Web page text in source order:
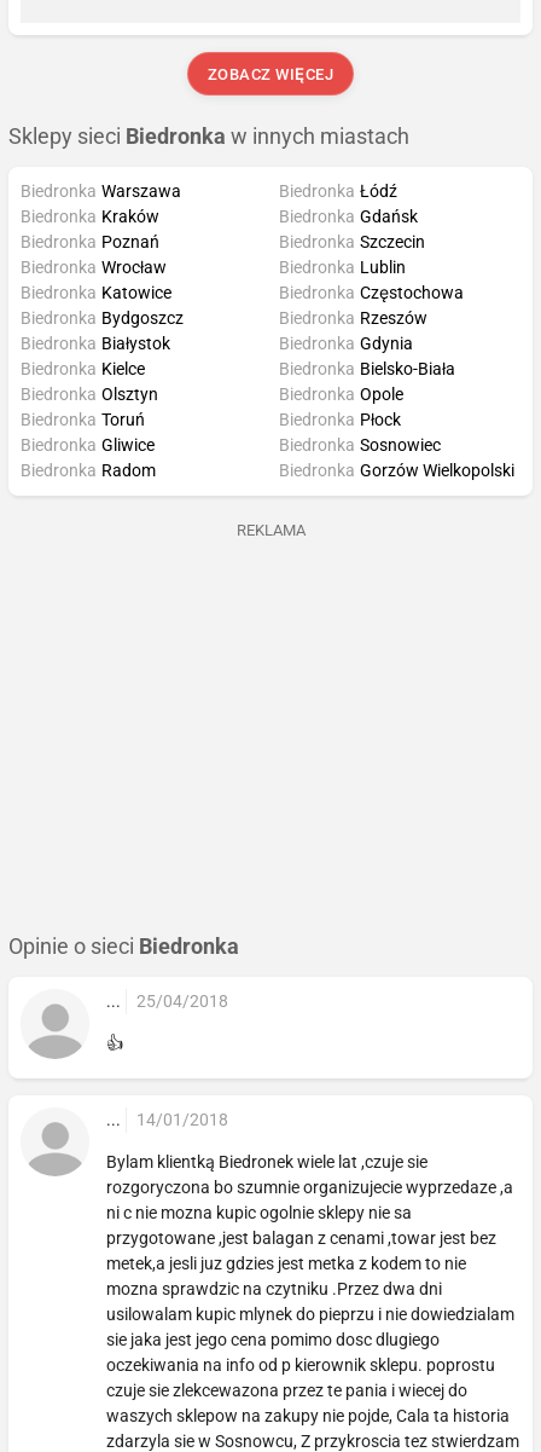
ZOBACZ WIĘCEJ
Sklepy sieci Biedronka w innych miastach
Biedronka Warszawa
Biedronka Kraków
Biedronka Poznań
Biedronka Wrocław
Biedronka Łódź
Biedronka Gdańsk
Biedronka Szczecin
Biedronka Lublin
Biedronka Katowice
Biedronka Bydgoszcz
Biedronka Białystok
Biedronka Kielce
Biedronka Częstochowa
Biedronka Rzeszów
Biedronka Gdynia
Biedronka Bielsko-Biała
Biedronka Olsztyn
Biedronka Toruń
Biedronka Gliwice
Biedronka Radom
Biedronka Opole
Biedronka Płock
Biedronka Sosnowiec
Biedronka Gorzów Wielkopolski
REKLAMA
Opinie o sieci Biedronka
... 25/04/2018
👍
... 14/01/2018
Bylam klientką Biedronek wiele lat ,czuje sie
rozgoryczona bo szumnie organizujecie wyprzedaze ,a
ni c nie mozna kupic ogolnie sklepy nie sa
przygotowane ,jest balagan z cenami ,towar jest bez
metek,a jesli juz gdzies jest metka z kodem to nie
mozna sprawdzic na czytniku .Przez dwa dni
usilowalam kupic mlynek do pieprzu i nie dowiedzialam
sie jaka jest jego cena pomimo dosc dlugiego
oczekiwania na info od p kierownik sklepu. poprostu
czuje sie zlekcewazona przez te pania i wiecej do
waszych sklepow na zakupy nie pojde, Cala ta historia
zdarzyla sie w Sosnowcu, Z przykroscia tez stwierdzam